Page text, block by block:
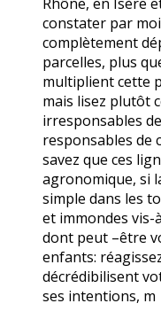
constater par
complètement
parcelles, plus
multiplient cette
mais lisez plutôt
irresponsables
responsables de
savez que ces
agronomique, si
simple dans les
et immondes
dont peut –être
enfants:
décrédibilisent
ses intentions, m